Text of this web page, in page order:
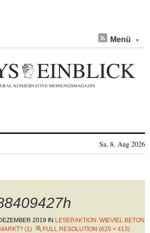
Menü
Sa, 8. Aug 2026
2019 IN LESERAKTION: WIEVIEL BETON
(1)
FULL RESOLUTION (620 × 413)